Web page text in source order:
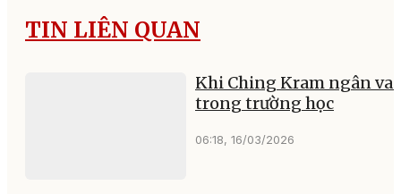
TIN LIÊN QUAN
Khi Ching Kram ngân
trong trường học
06:18, 16/03/2026